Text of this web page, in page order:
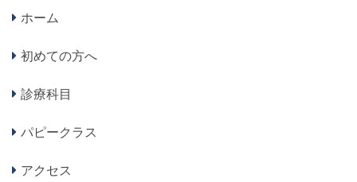
ホーム
初めての方へ
診療科目
パピークラス
アクセス